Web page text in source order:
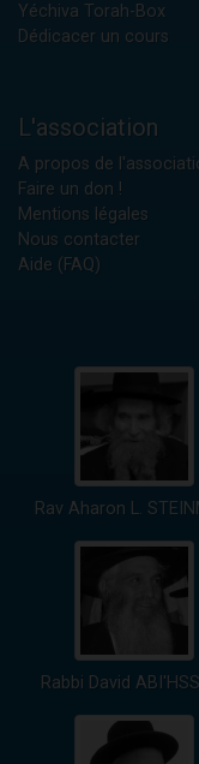
Yéchiva Torah-Box
Dédicacer un cours
L'association
A propos de
Faire un don !
Mentions légales
Nous contacter
Aide (FAQ)
Rav Aharon L.
Rabbi David